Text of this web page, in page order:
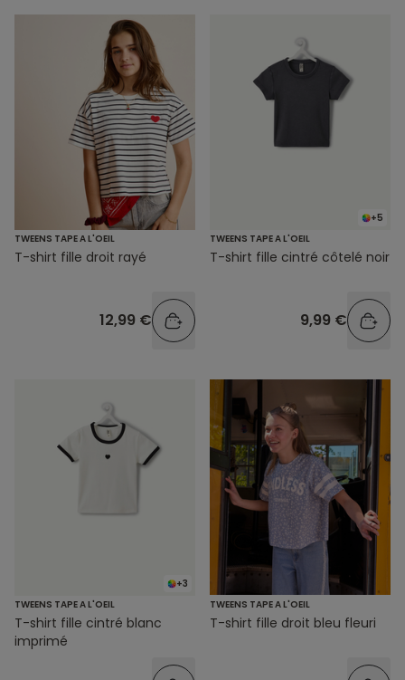
TWEENS TAPE A L'OEIL
T-shirt fille droit rayé
12,99 €
+5
TWEENS TAPE A L'OEIL
T-shirt fille cintré côtelé noir
9,99 €
+3
TWEENS TAPE A L'OEIL
T-shirt fille cintré blanc
imprimé
TWEENS TAPE A L'OEIL
T-shirt fille droit bleu fleuri